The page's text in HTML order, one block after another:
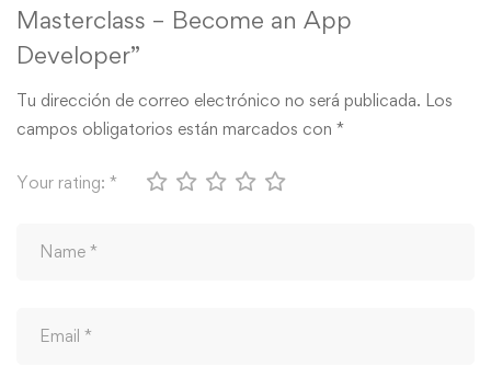
Masterclass – Become an App
Developer”
Tu dirección de correo electrónico no será publicada. Los
campos obligatorios están marcados con *
Your rating: *